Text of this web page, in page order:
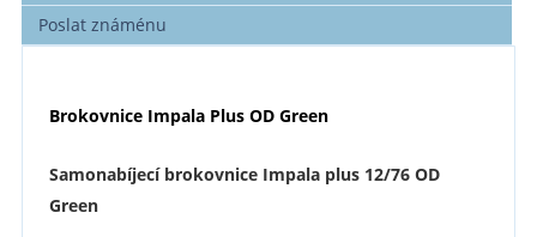
Poslat známénu
Brokovnice Impala Plus OD Green
Samonabíjecí brokovnice Impala plus 12/76 OD
Green